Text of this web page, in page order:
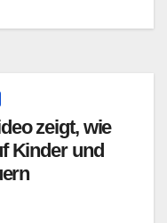
zeigt, wie
Kinder und